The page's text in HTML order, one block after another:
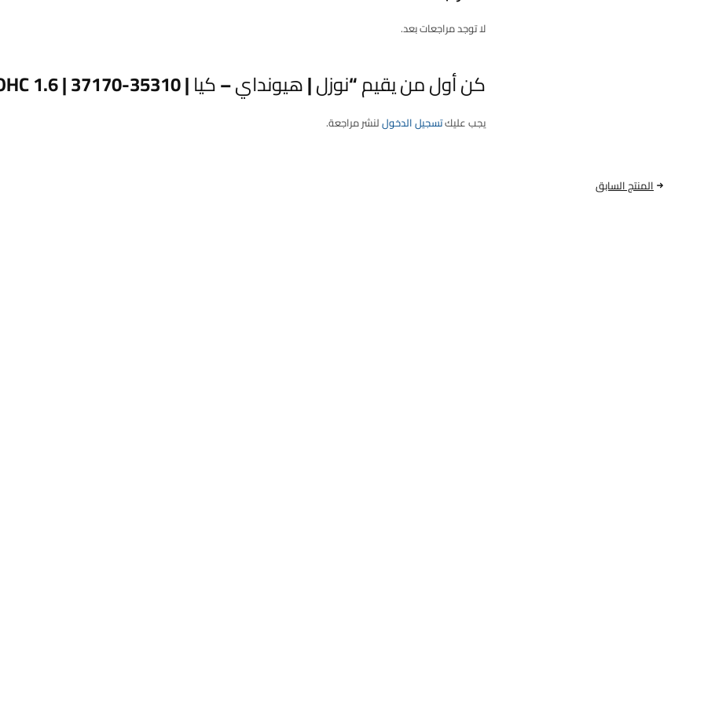
لا توجد مراجعات بعد.
كن أول من يقيم “نوزل | هيونداي – كيا | 35310-37170 | 1.6 DOHC | اصلي تفصيخ”
يجب عليكتسجيل الدخوللنشر مراجعة.
المنتج السابق